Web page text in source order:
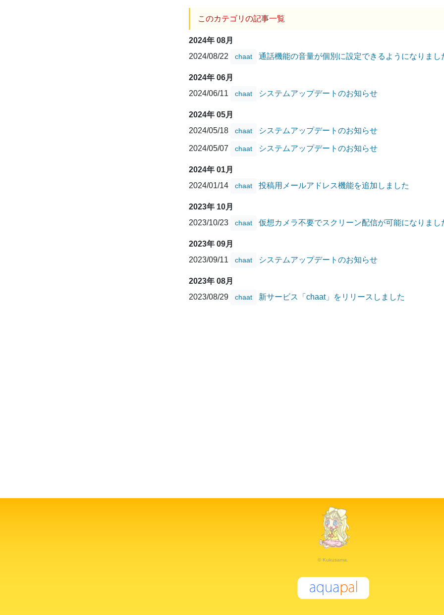
このカテゴリの記事一覧
2024年 08月
2024/08/22
chaat 通話機能の音量が個別に設定できるようになりまし
2024年 06月
2024/06/11
chaat システムアップデートのお知らせ
2024年 05月
2024/05/18
chaat システムアップデートのお知らせ
2024/05/07 chaat システムアップデートのお知らせ
2024年 01月
2024/01/14
chaat 投稿用メールアドレス機能を追加しました
2023年 10月
2023/10/23
chaat 仮想カメラ不要でスクリーン配信が可能になりまし
2023年 09月
2023/09/11
chaat システムアップデートのお知らせ
2023年 08月
2023/08/29
chaat 新サービス「chaat」をリリースしました
© Kukusama.